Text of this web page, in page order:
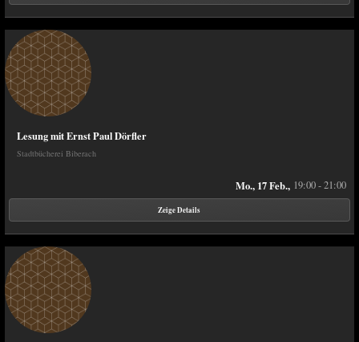
Lesung mit Ernst Paul Dörfler
Stadtbücherei Biberach
Mo., 17 Feb., 19:00 - 21:00
Zeige Details